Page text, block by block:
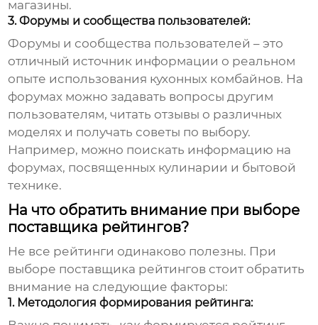
магазины.
3. Форумы и сообщества пользователей:
Форумы и сообщества пользователей – это
отличный источник информации о реальном
опыте использования кухонных комбайнов. На
форумах можно задавать вопросы другим
пользователям, читать отзывы о различных
моделях и получать советы по выбору.
Например, можно поискать информацию на
форумах, посвященных кулинарии и бытовой
технике.
На что обратить внимание при выборе
поставщика рейтингов?
Не все рейтинги одинаково полезны. При
выборе поставщика рейтингов стоит обратить
внимание на следующие факторы:
1. Методология формирования рейтинга: